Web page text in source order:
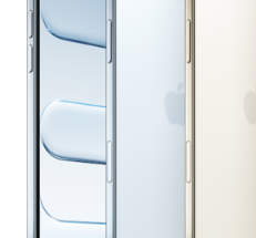
POCO
Opladers